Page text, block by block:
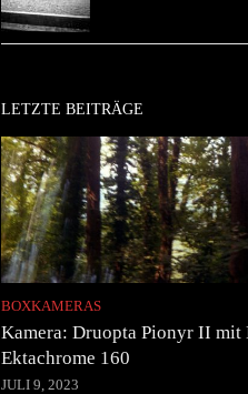
LETZTE BEITRÄGE
BOXKAMERAS
Kamera: Druopta Pionyr II mit
Ektachrome 160
JULI 9, 2023